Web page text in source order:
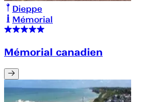
Dieppe
Mémorial
Mémorial canadien